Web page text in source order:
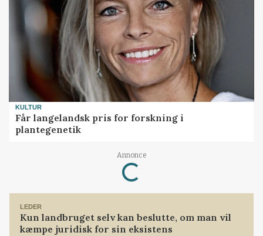
KULTUR
Får langelandsk pris for forskning i
plantegenetik
Annonce
Loading...
LEDER
Kun landbruget selv kan beslutte, om man vil
kæmpe juridisk for sin eksistens